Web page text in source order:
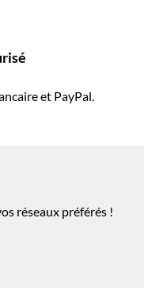
et PayPal.
réseaux préférés !